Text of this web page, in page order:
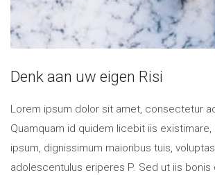
Denk aan uw eigen Risi
Lorem ipsum dolor sit amet, consectetur
Quamquam id quidem licebit iis existimare,
ipsum, dignissimum maioribus tuis,
adolescentulus eriperes P. Sed ut iis bonis